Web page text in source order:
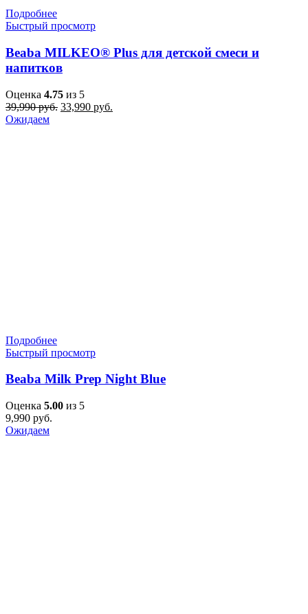
Подробнее
Быстрый просмотр
Beaba MILKEO® Plus для детской смеси и
напитков
Оценка 4.75 из 5
39,990руб. Первоначальная
33,990 руб.
Ожидаем
Подробнее
Быстрый просмотр
Beaba Milk Prep Night Blue
Оценка 5.00 из 5
9,990 руб.
Ожидаем